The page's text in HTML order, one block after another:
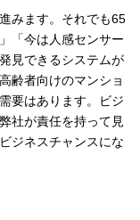
みます。それでも65
「今は人感センサー
見できるシステムが
齢者向けのマンショ
要はあります。ビジ
社が責任を持って見
ジネスチャンスにな